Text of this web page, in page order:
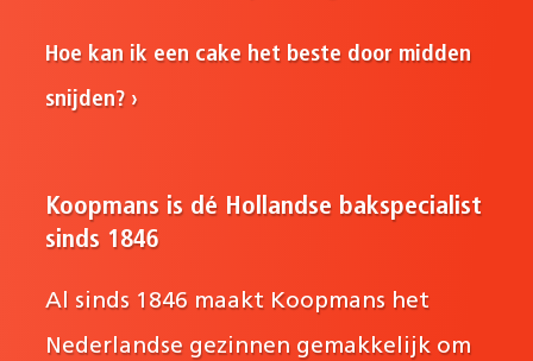
Hoe kan ik een cake het beste door midden
snijden?
Koopmans is dé Hollandse bakspecialist
sinds 1846
Al sinds 1846 maakt Koopmans het
Nederlandse gezinnen gemakkelijk om